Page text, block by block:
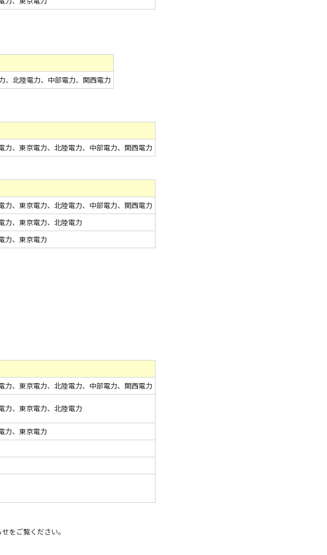
、北陸電力、中部電力、関西電力
、東京電力、北陸電力、中部電力、関西電力
、東京電力、北陸電力、中部電力、関西電力
力、東京電力、北陸電力
力、東京電力
、東京電力、北陸電力、中部電力、関西電力
力、東京電力、北陸電力
力、東京電力
をご覧ください。